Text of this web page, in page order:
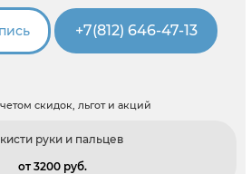
+7(812) 646-47-13
скидок, льгот и акций
руки и пальцев
от 3200 pуб.